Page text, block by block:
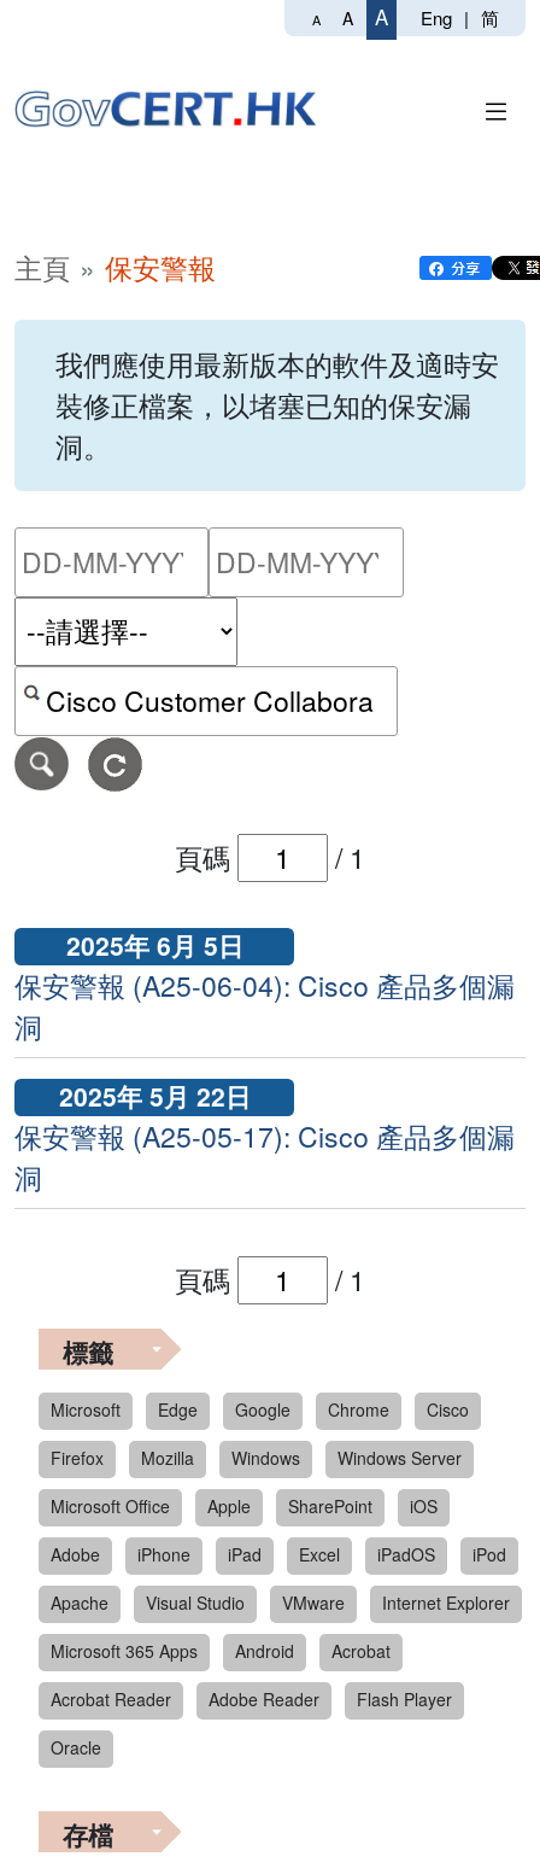
A A A Eng | 简
主頁 保安警報
我們應使用最新版本的軟件及適時安
裝修正檔案，以堵塞已知的保安漏
洞。
請輸入搜尋日期範圍的開
按關鍵字或 CVE ID 搜尋保安警報
頁碼 / 1
2025年 6月 5日
保安警報 (A25-06-04): Cisco 產品多個漏
洞
2025年 5月 22日
保安警報 (A25-05-17): Cisco 產品多個漏
洞
頁碼 / 1
標籤
Microsoft Edge Google Chrome
Cisco
Firefox
Mozilla Windows
Windows Server
Microsoft Office
Apple SharePoint
iOS
Adobe
iPhone iPad Excel iPadOS
iPod
Apache
Visual Studio VMware
Internet Explorer
Microsoft 365 Apps
Android
Acrobat
Acrobat Reader
Adobe Reader
Flash Player
Oracle
存檔